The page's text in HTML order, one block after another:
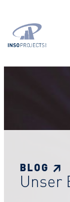
springen
BLOG ↗
Unser